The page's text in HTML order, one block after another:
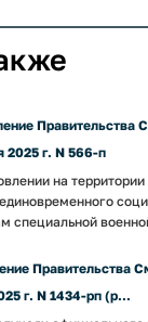
Правительства
2025 г. N 566-п
на
специальной
Правительства
г. N 1434-рп (р...